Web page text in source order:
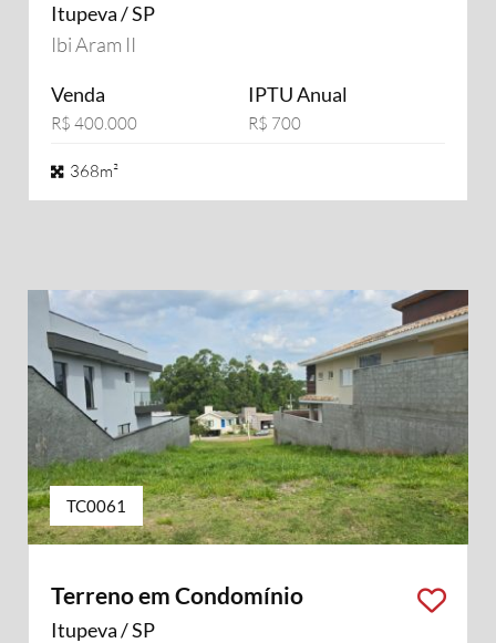
Itupeva / SP
Ibi Aram II
Venda
R$ 400.000
IPTU Anual
R$ 700
368m²
TC0061
Terreno em Condomínio
Itupeva / SP